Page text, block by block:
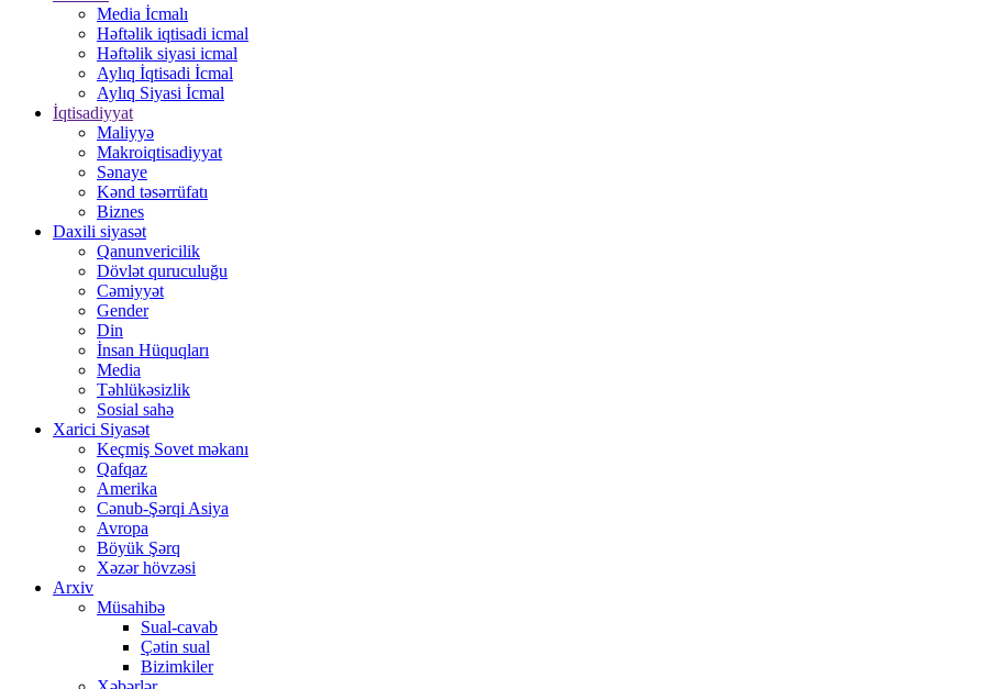
Media İcmalı
Həftəlik iqtisadi icmal
Həftəlik siyasi icmal
Aylıq İqtisadi İcmal
Aylıq Siyasi İcmal
İqtisadiyyat
Maliyyə
Makroiqtisadiyyat
Sənaye
Kənd təsərrüfatı
Biznes
Daxili siyasət
Qanunvericilik
Dövlət quruculuğu
Cəmiyyət
Gender
Din
İnsan Hüquqları
Media
Təhlükəsizlik
Sosial sahə
Xarici Siyasət
Keçmiş Sovet məkanı
Qafqaz
Amerika
Cənub-Şərqi Asiya
Avropa
Böyük Şərq
Xəzər hövzəsi
Arxiv
Müsahibə
Sual-cavab
Çətin sual
Bizimkiler